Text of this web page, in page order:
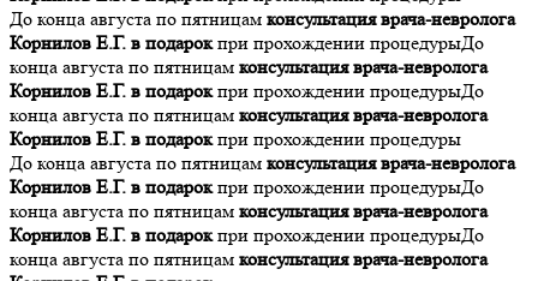
До конца августа по пятницам консультация врача-невролога
Корнилов Е.Г. в подарокпри прохождении процедурыДо
конца августа по пятницам консультация врача-невролога
Корнилов Е.Г. в подарокпри прохождении процедурыДо
конца августа по пятницам консультация врача-невролога
Корнилов Е.Г. в подарокпри прохождении процедуры
До конца августа по пятницам консультация врача-невролога
Корнилов Е.Г. в подарокпри прохождении процедурыДо
конца августа по пятницам консультация врача-невролога
Корнилов Е.Г. в подарокпри прохождении процедурыДо
конца августа по пятницам консультация врача-невролога